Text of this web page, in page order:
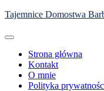
Skip
content
Tajemnice Domostwa
Strona główna
Kontakt
O mnie
Polityka